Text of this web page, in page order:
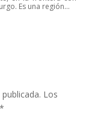
Es una región...
Los
*